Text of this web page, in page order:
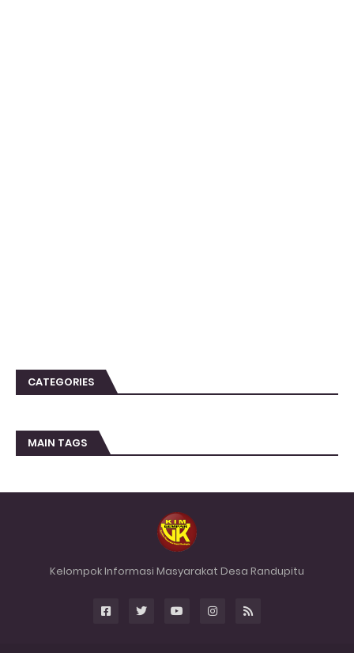
CATEGORIES
MAIN TAGS
Kelompok Informasi Masyarakat Desa Randupitu